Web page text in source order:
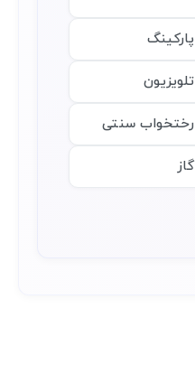
پارکینگ
تلویزیون
رختخواب سنتی
گاز